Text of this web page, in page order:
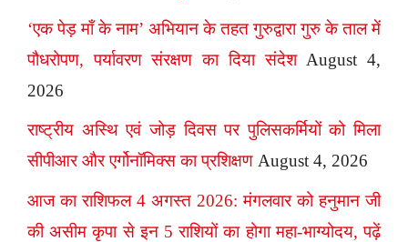
‘एक पेड़ माँ के नाम’ अभियान के तहत गुरुद्वारा गुरु के ताल में
पौधरोपण, पर्यावरण संरक्षण का दिया संदेश August 4,
2026
राष्ट्रीय अस्थि एवं जोड़ दिवस पर पुलिसकर्मियों को मिला
सीपीआर और एर्गोनॉमिक्स का प्रशिक्षण August 4, 2026
आज का राशिफल 4 अगस्त 2026: मंगलवार को हनुमान जी
की असीम कृपा से इन 5 राशियों का होगा महा-भाग्योदय, पढ़ें